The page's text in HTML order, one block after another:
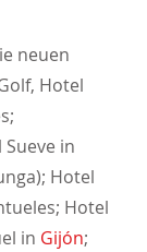
neuen
Hotel
in
Hotel
Hotel
in Gijón;